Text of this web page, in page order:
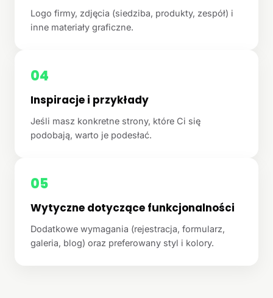
Logo firmy, zdjęcia (siedziba, produkty, zespół) i
inne materiały graficzne.
04
Inspiracje i przykłady
Jeśli masz konkretne strony, które Ci się
podobają, warto je podesłać.
05
Wytyczne dotyczące funkcjonalności
Dodatkowe wymagania (rejestracja, formularz,
galeria, blog) oraz preferowany styl i kolory.